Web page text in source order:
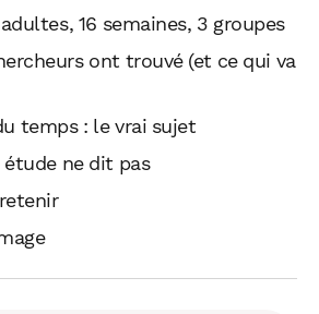
adultes, 16 semaines, 3 groupes
ont trouvé (et ce qui va
temps : le vrai sujet
étude ne dit pas